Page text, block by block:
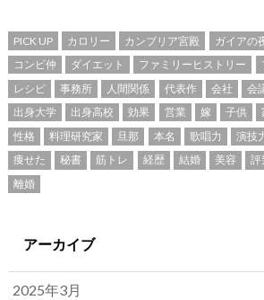
PICK UP カロリー カンブリア宮殿 ガイアの
コンビ仲
ダイエット ファミリーヒストリー
レシピ
事務所 人間関係 代表作 会社 会
出身大学
出身高校 効果 営業 嫁 子供
性格
料理研究家 旦那 本名 歌唱力 演技
痩せた
秘書 筋トレ 経歴 結婚 美容 評
離婚
アーカイブ
2025年3月